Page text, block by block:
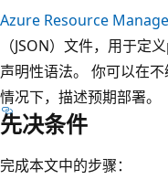
Azure Resource
（JSON）文件，用于
声明性语法。 你可以在
情况下，描述预期部署。
先决条件
完成本文中的步骤：